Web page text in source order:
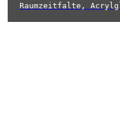
Raumzeitfalte,